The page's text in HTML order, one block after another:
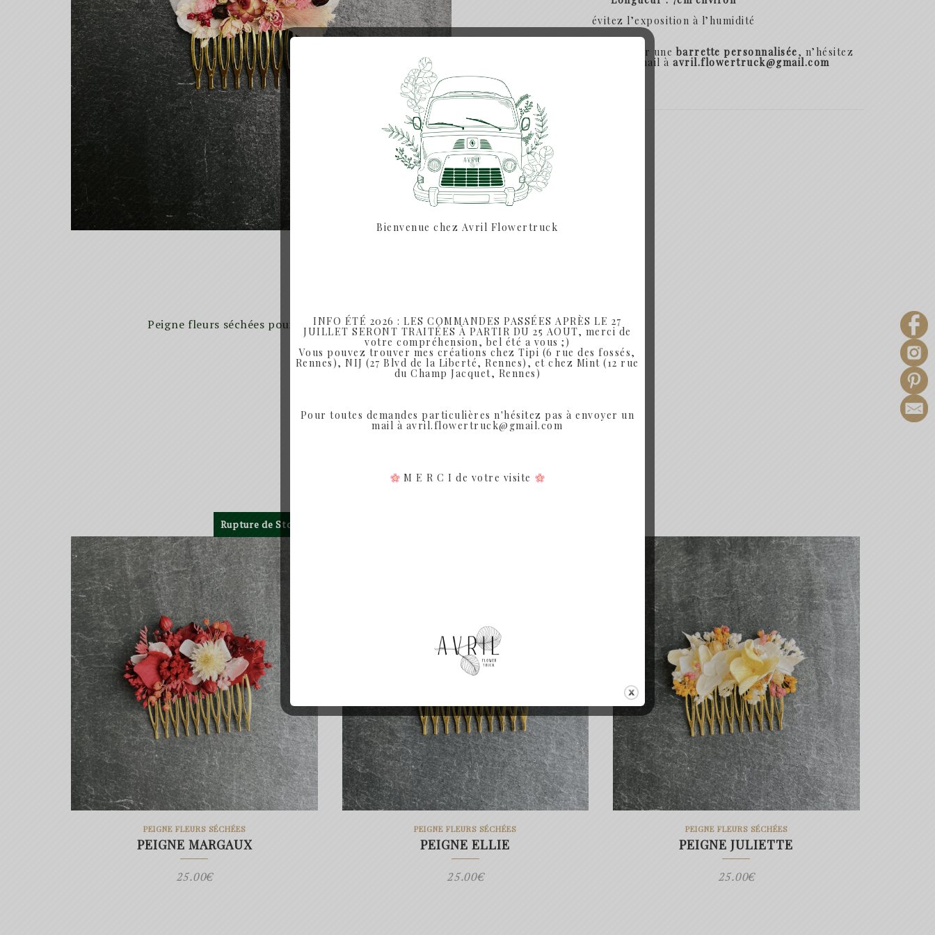
évitez l’exposition à l’humidité
Si vous souhaitez commander unebarrette personnalisée, n’hésitez
pas à nous envoyer un mail àavril.flowertruck@gmail.com
SHARE:
Peigne fleurs séchées pour cheveux à porter pour toutes les occasions.
Produits similaires
Rupture de Stock
PEIGNE FLEURS SÉCHÉES
PEIGNE MARGAUX
25.00€
PEIGNE FLEURS SÉCHÉES
PEIGNE ELLIE
25.00€
PEIGNE FLEURS SÉCHÉES
PEIGNE JULIETTE
25.00€
Bienvenue chez Avril Flowertruck
INFO ÉTÉ 2026 : LES COMMANDES PASSÉES APRÈS LE 27
JUILLET SERONT TRAITÉES À PARTIR DU 25 AOUT, merci de
votre compréhension, bel été a vous ;)
Vous pouvez trouver mes créations chez Tipi (6 rue des fossés,
Rennes), NIJ (27 Blvd de la Liberté, Rennes), et chez Mint (12 rue
du Champ Jacquet, Rennes)
Pour toutes demandes particulières n'hésitez pas à envoyer un
mail à avril.flowertruck@gmail.com
M E R C I de votre visite